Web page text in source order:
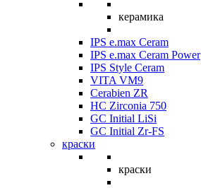
керамика
IPS e.max Ceram
IPS e.max Ceram Power
IPS Style Ceram
VITA VM9
Cerabien ZR
HC Zirconia 750
GC Initial LiSi
GC Initial Zr-FS
краски
краски